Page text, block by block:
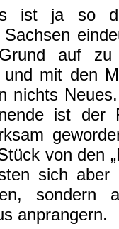
ist ja so
auf zu
mit den
nichts
ist
von den
sich
sondern
anprangern.